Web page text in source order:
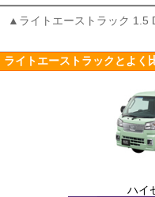
▲ライトエーストラック 1.5
ライトエーストラックとよく
ハイ